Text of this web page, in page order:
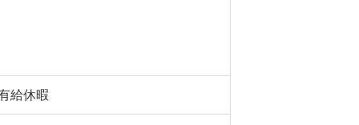
給休暇